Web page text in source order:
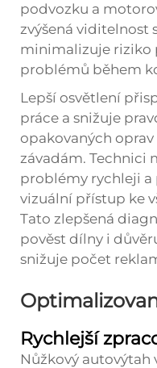
podvozku a
zvýšená viditelnost
minimalizuje riziko
problémů během
Lepší osvětlení
práce a snižuje
opakovaných
závadám. Technici
problémy rychleji a
vizuální přístup ke
Tato zlepšená
pověst dílny i
snižuje počet
Rychlejší
Nůžkový autovýtah